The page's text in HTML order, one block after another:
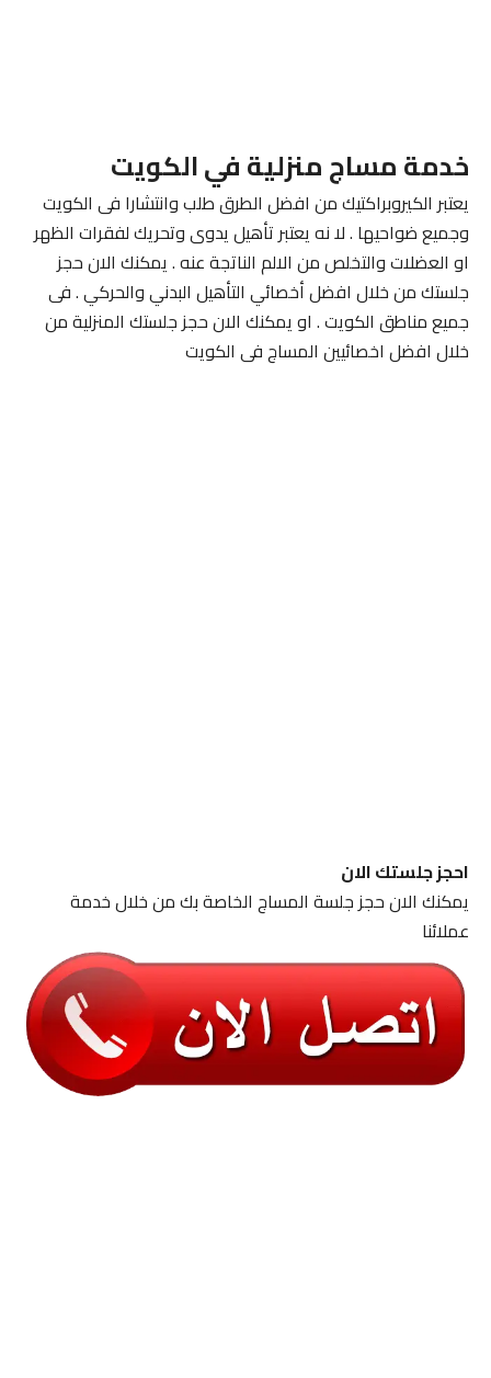
خدمة مساج منزلية في الكويت
يعتبر الكيروبراكتيك من افضل الطرق طلب وانتشارا فى الكويت
وجميع ضواحيها . لا نه يعتبر تأهيل يدوى وتحريك لفقرات الظهر
او العضلات والتخلص من الالم الناتجة عنه . يمكنك الان حجز
جلستك من خلال افضل أخصائي التأهيل البدني والحركي . فى
جميع مناطق الكويت . او يمكنك الان حجز جلستك المنزلية من
خلال افضل اخصائيين المساج فى الكويت
احجز جلستك الان
يمكنك الان حجز جلسة المساج الخاصة بك من خلال خدمة
عملائنا